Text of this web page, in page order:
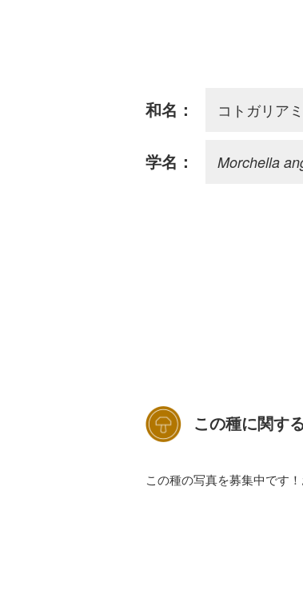
和名： コトガリア
学名： Morchella
この種に関す
この種の写真を募集中です